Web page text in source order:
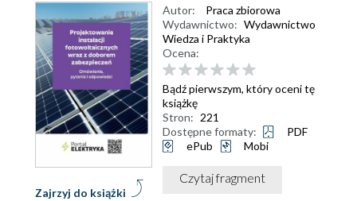
Zajrzyj do książki
Autor:
Praca zbiorowa
Wydawnictwo: Wydawnictwo
Wiedza i Praktyka
Ocena:
Bądź pierwszym, który oceni tę
książkę
Stron: 221
Dostępne formaty:
PDF
ePub
Mobi
Czytaj fragment